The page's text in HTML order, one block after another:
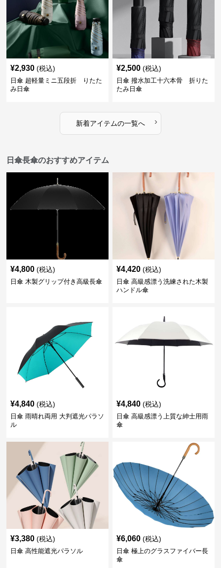
¥2,930 (税込)
日傘 超軽量ミニ五段折 りたた
み日傘
¥2,500 (税込)
日傘 撥水加工十六本骨 折りた
たみ日傘
新着アイテムの一覧へ ›
日傘長傘のおすすめアイテム
¥4,800 (税込)
日傘 木製グリップ付き高級長傘
¥4,420 (税込)
日傘 高級感漂う洗練された木製
ハンドル傘
¥4,840 (税込)
日傘 雨晴れ両用 大判遮光パラソ
ル
¥4,840 (税込)
日傘 高級感漂う上質な紳士用雨
傘
¥3,380 (税込)
日傘 高性能遮光パラソル
¥6,060 (税込)
日傘 極上のグラスファイバー長
傘